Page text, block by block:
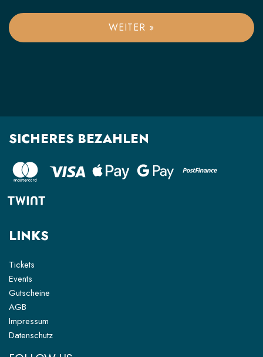
WEITER »
SICHERES BEZAHLEN
LINKS
Tickets
Events
Gutscheine
AGB
Impressum
Datenschutz